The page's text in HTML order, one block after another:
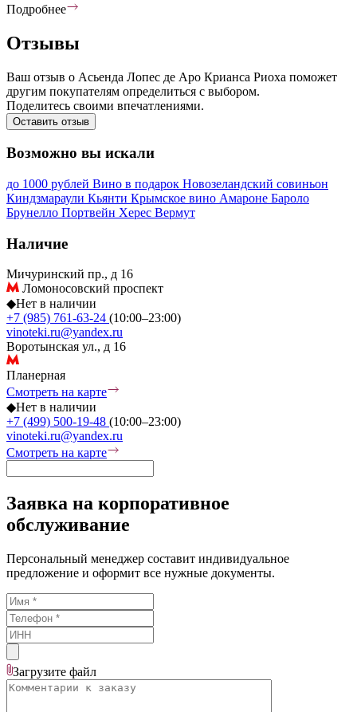
Подробнее
Отзывы
Ваш отзыв о Асьенда Лопес де Аро Крианса Риоха поможет
другим покупателям определиться с выбором.
Поделитесь своими впечатлениями.
Оставить отзыв
Возможно вы искали
до 1000 рублей Вино в подарок Новозеландский совиньон
Киндзмараули Кьянти Крымское вино Амароне Бароло
Брунелло Портвейн Херес Вермут
Наличие
Мичуринский пр., д 16
Ломоносовский проспект
◆Нет в наличии
+7 (985) 761-63-24 (10:00–23:00)
vinoteki.ru@yandex.ru
Воротынская ул., д 16
Планерная
Смотреть на карте
◆Нет в наличии
+7 (499) 500-19-48 (10:00–23:00)
vinoteki.ru@yandex.ru
Смотреть на карте
Заявка на корпоративное
обслуживание
Персональный менеджер составит индивидуальное
предложение и оформит все нужные документы.
Загрузите файл